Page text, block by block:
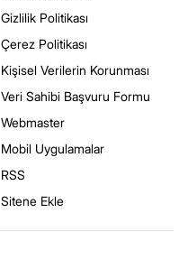
Gizlilik Politikası
Çerez Politikası
Kişisel Verilerin Korunması
Veri Sahibi Başvuru Formu
Webmaster
Mobil Uygulamalar
RSS
Sitene Ekle